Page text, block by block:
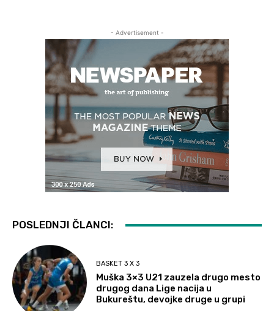
- Advertisement -
POSLEDNJI ČLANCI:
BASKET 3 X 3
Muška 3×3 U21 zauzela drugo mesto
drugog dana Lige nacija u
Bukureštu, devojke druge u grupi